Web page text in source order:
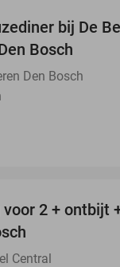
bij De
Bosch
Den Bosch
2 + ontbijt
Central